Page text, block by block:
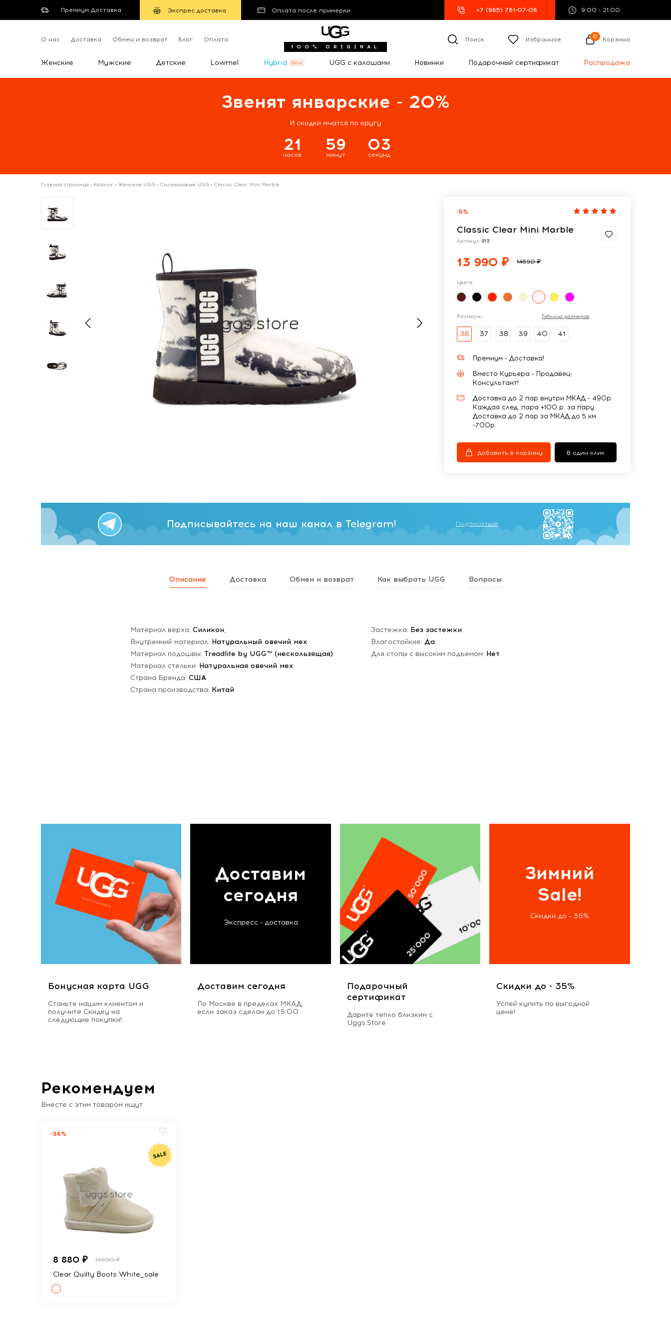
Премиум Доставка Экспрес доставка Оплата после примерки +7 (985) 761-07-08 9:00 - 21:00
О нас Доставка Обмен и возврат Блог Оплата
100% ORIGINAL
Поиск Избранное 0 Корзина
Женские Мужские Детские Lowmel Hybrid UGG с калошами Новинки Подарочный сертификат Распродажа
Звенят январские - 20%
И скидки мчатся по кругу
21
часов
59
минут
02
секунд
Главная страница— Каталог— Женские UGG— Силиконовые UGG— Classic Clear Mini Marble
-5%
Classic Clear Mini Marble
Артикул: 913
13 990 ₽ 14690 ₽
Цвета:
Размеры: Таблица размеров
36 37 38 39 40 41
Премиум - Доставка!
Вместо Курьера - Продавец-
Консультант!
Доставка до 2 пар внутри МКАД - 490р.
Каждая след. пара +100 р. за пару.
Доставка до 2 пар за МКАД до 5 км
-700р.
Добавить в корзину В один клик
Подписывайтесь на наш канал в Telegram! Подписаться
Описание Доставка Обмен и возврат Как выбрать UGG Вопросы
Материал верха: Силикон,
Внутренний материал: Натуральный овечий мех
Материал подошвы: Treadlite by UGG™ (нескользящая)
Материал стельки: Натуральная овечий мех
Страна Бренда: США
Страна производства: Китай
Застежка: Без застежки
Влагостойкие: Да
Для стопы с высоким подъемом: Нет
Бонусная карта UGG
Станьте нашим клиентом и
получите Скидку на
следующие покупки!
Доставим
сегодня
Экспресс - доставка
Доставим сегодня
По Москве в пределах МКАД,
если заказ сделан до 15.00
Подарочный
сертификат
Дарите тепло близким с
Uggs.Store
Зимний
Sale!
Скидки до - 35%
Скидки до - 35%
Успей купить по выгодной
цене!
Рекомендуем
Вместе с этим товаром ищут
-36%
8 880 ₽ 13690 ₽
Clear Quilty Boots White_sale